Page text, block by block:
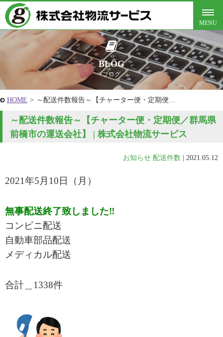
BLOG
ブログ
HOME > ～配送件数報告～【チャーター便・定期便…
～配送件数報告～【チャーター便・定期便／群馬県
前橋市の運送会社】 | 株式会社物流サービス
お知らせ 配送件数 2021.05.12
2021年5月10 日（月）
無事配送終了致しました‼
コンビニ配送
自動車部品配送
メディカル配送
合計＿1338件